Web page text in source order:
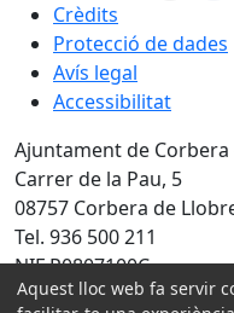
Crèdits
Protecció de dades
Avís legal
Accessibilitat
Ajuntament de
Carrer de la Pau, 5
08757 Corbera de
Tel. 936 500 211
NIF P0807100C
Aquest lloc web fa servir